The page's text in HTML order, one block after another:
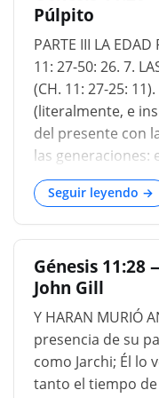
Púlpito
PARTE III LA
11: 27-50: 26. 7.
(CH. 11: 27-25:
(literalmente, e
del presente con
las generaciones:
subdivisión de la
liquidación de la
('Comentario del
breve párrafo en
Génesis 2:4) - de
porque se ocupó
no del hijo de
generaciones de
apropiadas, sino
Taré; y en parte
Seguir leyendo →
Génesis
John Gill
Y HARAN MURIÓ
presencia de su
como Jarchi; Él lo
tanto el tiempo